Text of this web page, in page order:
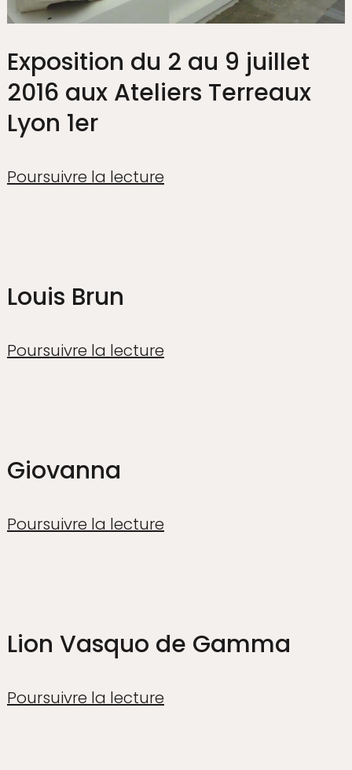
Exposition du 2 au 9 juillet
2016 aux Ateliers Terreaux
Lyon 1er
Poursuivre la lecture
Louis Brun
Poursuivre la lecture
Giovanna
Poursuivre la lecture
Lion Vasquo de Gamma
Poursuivre la lecture